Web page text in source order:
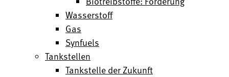
Wasserstoff
Gas
Synfuels
Tankstellen
Tankstelle der Zukunft